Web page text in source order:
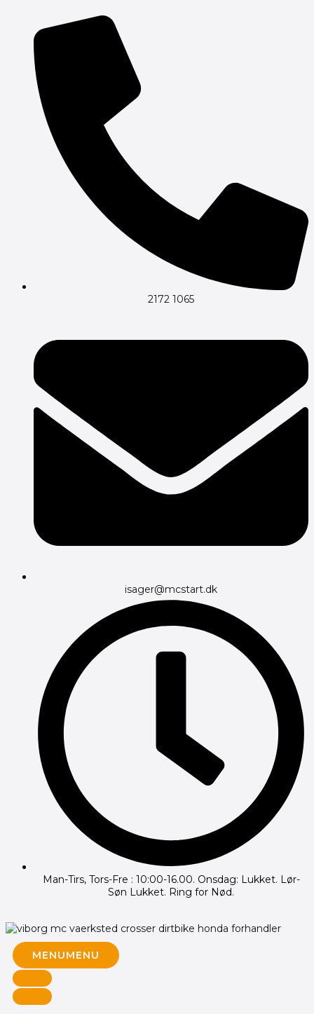
indholdet
2172 1065
isager@mcstart.dk
Man-Tirs, Tors-Fre : 10:00-16.00. Onsdag: Lukket. Lør-
Søn Lukket. Ring for Nød.
MENUMENU